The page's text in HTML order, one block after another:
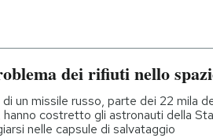
dei rifiuti nello
un missile russo, parte dei 22 mila
hanno costretto gli astronauti della
nelle capsule di salvataggio